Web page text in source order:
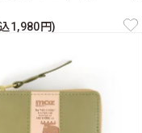
1,980円)